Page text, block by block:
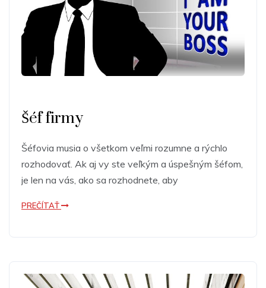
Šéf firmy
Šéfovia musia o všetkom veľmi rozumne a rýchlo
rozhodovať. Ak aj vy ste veľkým a úspešným šéfom,
je len na vás, ako sa rozhodnete, aby
PREČÍTAŤ